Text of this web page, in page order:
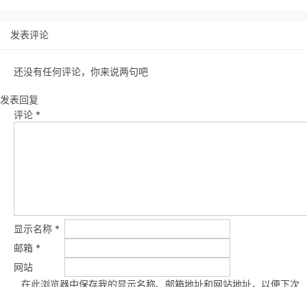
发表评论
还没有任何评论，你来说两句吧
发表回复
评论 *
显示名称 *
邮箱 *
网站
在此浏览器中保存我的显示名称、邮箱地址和网站地址，以便下次